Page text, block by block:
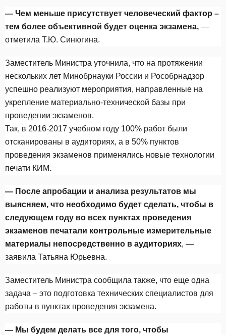
— Чем меньше присутствует человеческий фактор –
тем более объективной будет оценка экзамена, —
отметила Т.Ю. Синюгина.
Заместитель Министра уточнила, что на протяжении
нескольких лет Минобрнауки России и Рособрнадзор
успешно реализуют мероприятия, направленные на
укрепление материально-технической базы при
проведении экзаменов.
Так, в 2016-2017 учебном году 100% работ были
отсканированы в аудиториях, а в 50% пунктов
проведения экзаменов применялись новые технологии
печати КИМ.
— После апробации и анализа результатов мы
выясняем, что необходимо будет сделать, чтобы в
следующем году во всех пунктах проведения
экзаменов печатали контрольные измерительные
материалы непосредственно в аудиториях, —
заявила Татьяна Юрьевна.
Заместитель Министра сообщила также, что еще одна
задача – это подготовка технических специалистов для
работы в пунктах проведения экзамена.
— Мы будем делать все для того, чтобы